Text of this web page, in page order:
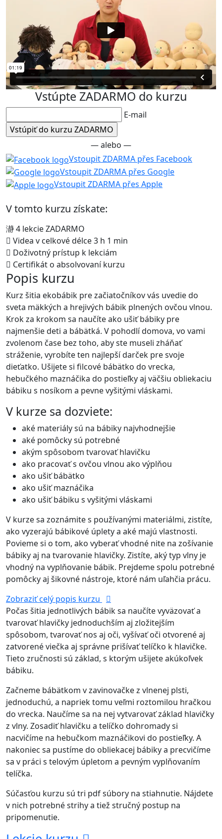
Vstúpte ZADARMO do kurzu
E-mail
— alebo —
Vstoupit ZDARMA přes Facebook
Vstoupit ZDARMA přes Google
Vstoupit ZDARMA přes Apple
V tomto kurzu získate:
4 lekcie ZADARMO
Videa v celkové délce 3 h 1 min
Doživotný prístup k lekciám
Certifikát o absolvovaní kurzu
Popis kurzu
Kurz šitia ekobábik pre začiatočníkov vás uvedie do
sveta mäkkých a hrejivých bábik plnených ovčou vlnou.
Krok za krokom sa naučíte ako ušiť bábiky pre
najmenšie deti a bábätká. V pohodlí domova, vo vami
zvolenom čase bez toho, aby ste museli zháňať
stráženie, vyrobíte ten najlepší darček pre svoje
dieťatko. Ušijete si filcové bábätko do vrecka,
hebučkého maznáčika do postieľky aj väčšiu obliekaciu
bábiku s nosíkom a pevne vyšitými vláskami.
V kurze sa dozviete:
aké materiály sú na bábiky najvhodnejšie
aké pomôcky sú potrebné
akým spôsobom tvarovať hlavičku
ako pracovať s ovčou vlnou ako výplňou
ako ušiť bábätko
ako ušiť maznáčika
ako ušiť bábiku s vyšitými vláskami
V kurze sa zoznámite s používanými materiálmi, zistíte,
ako vyzerajú bábikové úplety a aké majú vlastnosti.
Povieme si o tom, ako vyberať vhodné nite na zošívanie
bábiky aj na tvarovanie hlavičky. Zistíte, aký typ vlny je
vhodný na vyplňovanie bábik. Prejdeme spolu potrebné
pomôcky aj šikovné nástroje, ktoré nám uľahčia prácu.
Zobraziť celý popis kurzu
Počas šitia jednotlivých bábik sa naučíte vyväzovať a
tvarovať hlavičky jednoduchším aj zložitejším
spôsobom, tvarovať nos aj oči, vyšívať oči otvorené aj
zatvorené viečka aj správne prišívať telíčko k hlavičke.
Tieto zručnosti sú základ, s ktorým ušijete akúkoľvek
bábiku.
Začneme bábätkom v zavinovačke z vlnenej plsti,
jednoduchú, a napriek tomu veľmi roztomilou hračkou
do vrecka. Naučíme sa na nej vytvarovať základ hlavičky
z vlny. Zosadiť hlavičku a telíčko dohromady si
nacvičíme na hebučkom maznáčikovi do postieľky. A
nakoniec sa pustíme do obliekacej bábiky a precvičíme
sa v práci s telovým úpletom a pevným vyplňovaním
telíčka.
Súčasťou kurzu sú tri pdf súbory na stiahnutie. Nájdete
v nich potrebné strihy a tiež stručný postup na
pripomenutie.